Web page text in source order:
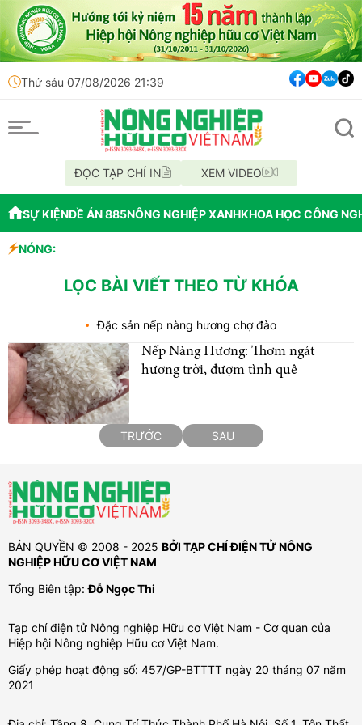
Thứ sáu 07/08/2026 21:39
ĐỌC TẠP CHÍ IN XEM VIDEO
SỰ KIỆNĐỀ ÁN 885NÔNG NGHIỆP XANHKHOA HỌC CÔNG
NÓNG:
nghiệp sinh học
rừng để cấp GCNQSDĐ
LỌC BÀI VIẾT THEO TỪ KHÓA
Đặc sản nếp nàng hương chợ đào
Nếp Nàng Hương: Thơm ngát
hương trời, đượm tình quê
TRƯỚC SAU
BẢN QUYỀN © 2008 - 2025 BỞI TẠP CHÍ ĐIỆN TỬ NÔNG
NGHIỆP HỮU CƠ VIỆT NAM
Tổng Biên tập:Đỗ Ngọc Thi
Tạp chí điện tử Nông nghiệp Hữu cơ Việt Nam - Cơ quan của
Hiệp hội Nông nghiệp Hữu cơ Việt Nam.
Giấy phép hoạt động số: 457/GP-BTTTT ngày 20 tháng 07 năm
2021